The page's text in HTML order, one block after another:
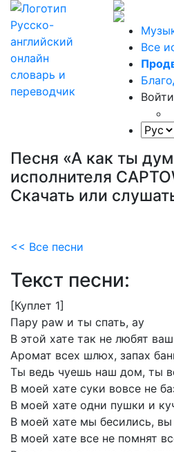
Все
Войти
Песня «А как ты
исполнителя
Скачать или
<< Все песни
Текст песни:
[Куплет 1]
Пару paw и ты спать, ау
В этой хате так не любят
Аромат всех шлюх, запах
Ты ведь чуешь наш дом, ты
В моей хате суки вовсе не
В моей хате одни пушки и
В моей хате мы бесились, вы
В моей хате все не помнят